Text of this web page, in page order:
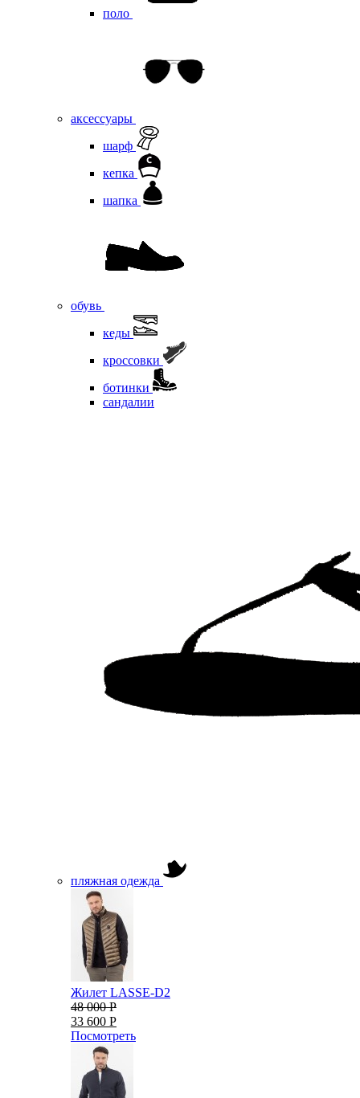
поло
аксессуары
шарф
кепка
шапка
обувь
кеды
кроссовки
ботинки
сандалии
пляжная одежда
Жилет LASSE-D2
48 000 Р
33 600 Р
Посмотреть